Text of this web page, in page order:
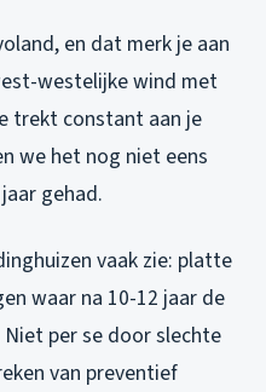
en dat merk je aan
westelijke wind met
trekt constant aan je
we het nog niet eens
gehad.
vaak zie: platte
waar na 10-12 jaar de
per se door slechte
van preventief